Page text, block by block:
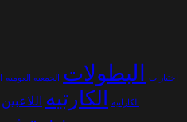
اختبارات البطولات الجمعيه العوميه
الكاراتيه الكارتيه اللاعبين